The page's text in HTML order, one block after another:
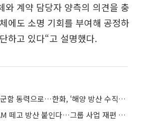
와 계약 담당자 양측의 의견을 충
에도 소명 기회를 부여해 공정하
하고 있다“고 설명했다.
‘한화엔진’ 상선서 군함 동력으로…한화, ‘해양 방산 수직계열화’ 시동
떼고 방산 붙인다…그룹 사업 재편 착수